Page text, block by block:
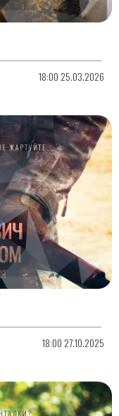
18:00 25.03.2026
18:00 27.10.2025